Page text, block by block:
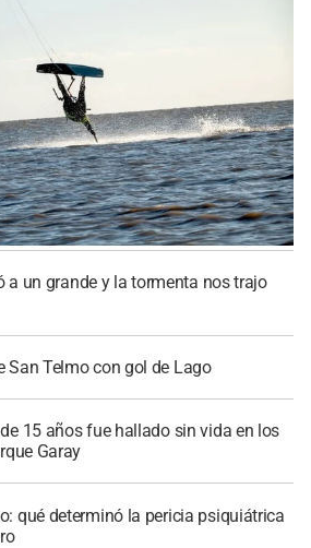
a un grande y la tormenta nos trajo
San Telmo con gol de Lago
15 años fue hallado sin vida en los
Garay
qué determinó la pericia psiquiátrica